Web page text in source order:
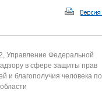
Управление Федеральной
в сфере защиты прав
и благополучия человека по